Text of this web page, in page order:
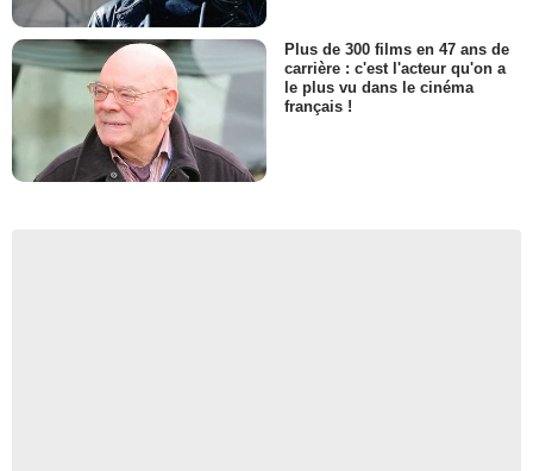
Plus de 300 films en 47 ans de
carrière : c'est l'acteur qu'on a
le plus vu dans le cinéma
français !